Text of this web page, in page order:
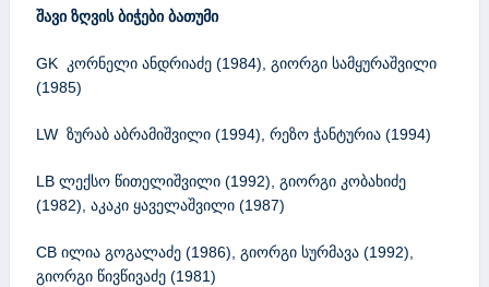
შავი ზღვის ბიჭები ბათუმი
GK კორნელი ანდრიაძე (1984), გიორგი სამყურაშვილი
(1985)
LW ზურაბ აბრამიშვილი (1994), რეზო ჭანტურია (1994)
LB ლექსო წითელიშვილი (1992), გიორგი კობახიძე
(1982), აკაკი ყაველაშვილი (1987)
CB ილია გოგალაძე (1986), გიორგი სურმავა (1992),
გიორგი წივწივაძე (1981)